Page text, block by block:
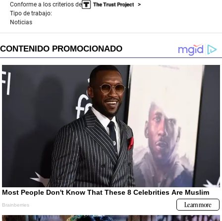
Conforme a los criterios de
Tipo de trabajo:
Noticias